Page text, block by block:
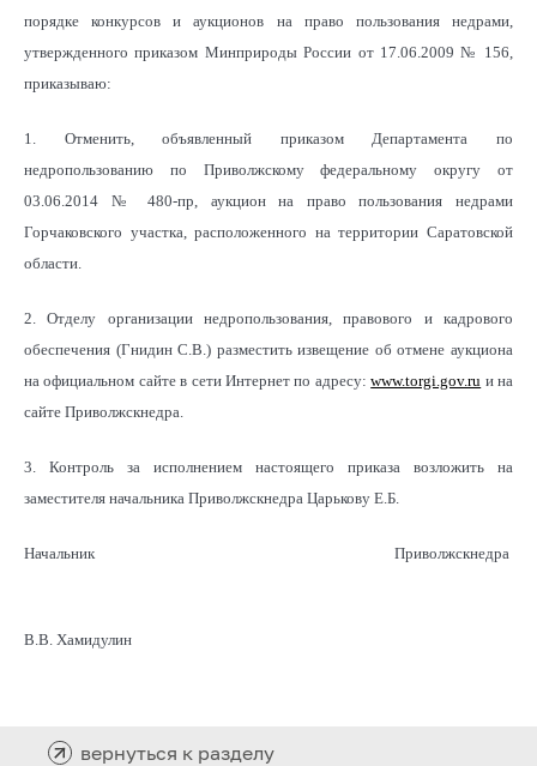
порядке конкурсов и аукционов на право пользования недрами,
утвержденного приказом Минприроды России от 17.06.2009 № 156,
приказываю:
1. Отменить, объявленный приказом Департамента по
недропользованию по Приволжскому федеральному округу от
03.06.2014 № 480-пр, аукцион на право пользования недрами
Горчаковского участка, расположенного на территории Саратовской
области.
2. Отделу организации недропользования, правового и кадрового
обеспечения (Гнидин С.В.) разместить извещение об отмене аукциона
на официальном сайте в сети Интернет по адресу:www.torgi.gov.ru и на
сайте Приволжскнедра.
3. Контроль за исполнением настоящего приказа возложить на
заместителя начальника Приволжскнедра Царькову Е.Б.
Начальник Приволжскнедра
В.В. Хамидулин
вернуться к разделу